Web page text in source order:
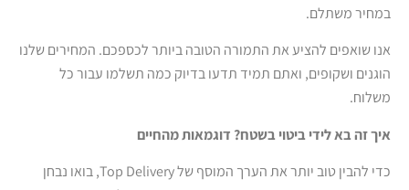
במחיר משתלם.
אנו שואפים להציע את התמורה הטובה ביותר לכספכם. המחירים שלנו
הוגנים ושקופים, ואתם תמיד תדעו בדיוק כמה תשלמו עבור כל
משלוח.
איך זה בא לידי ביטוי בשטח? דוגמאות מהחיים
כדי להבין טוב יותר את הערך המוסף של Top Delivery, בואו נבחן